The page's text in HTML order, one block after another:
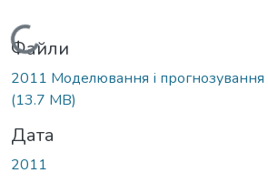
Вантажиться...
Файли
2011 Моделювання і прогнозування
(13.7 MB)
Дата
2011